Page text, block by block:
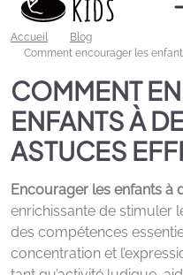
Accueil
Blog
Comment encourager les
COMMENT
ENFANTS À
ASTUCES
Encourager les enfants à
enrichissante de stimuler
des compétences
concentration et